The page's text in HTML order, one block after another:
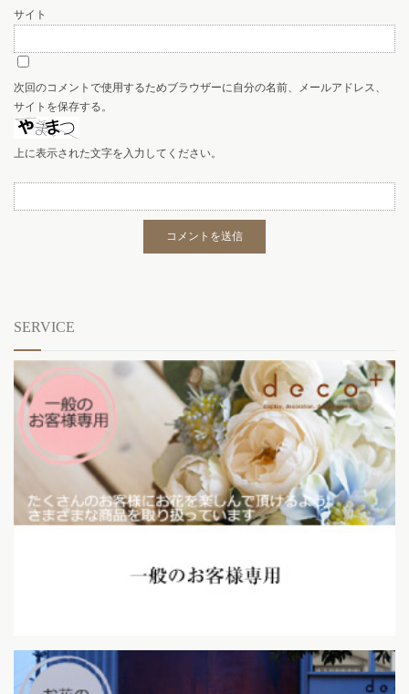
サイト
次回のコメントで使用するためブラウザーに自分の名前、メールアドレス、
サイトを保存する。
上に表示された文字を入力してください。
SERVICE